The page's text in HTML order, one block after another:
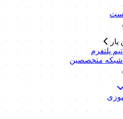
یار
پلتفرم
شبکه متخصصین